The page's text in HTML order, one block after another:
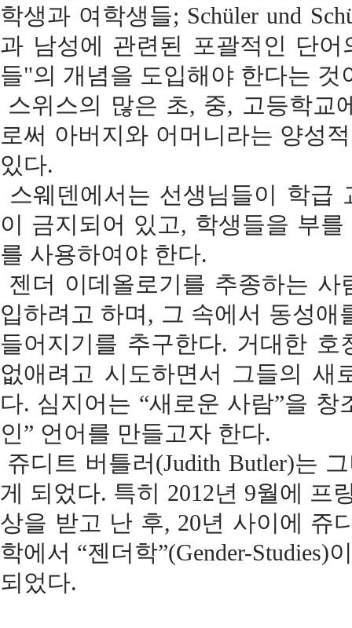
학생과 여학생들; Schüler und
과 남성에 관련된 포괄적인 단
들"의 개념을 도입해야 한다는 것
스위스의 많은 초, 중, 고등학교
로써 아버지와 어머니라는 양성
있다.
스웨덴에서는 선생님들이 학급
이 금지되어 있고, 학생들을 부
를 사용하여야 한다.
젠더 이데올로기를 추종하는
입하려고 하며, 그 속에서 동성
들어지기를 추구한다. 거대한
없애려고 시도하면서 그들의 새
다. 심지어는 “새로운 사람”을
인” 언어를 만들고자 한다.
쥬디트 버틀러(Judith Butler)는
게 되었다. 특히 2012년 9월에 프
상을 받고 난 후, 20년 사이에 쥬
학에서 “젠더학”(Gender-
되었다.